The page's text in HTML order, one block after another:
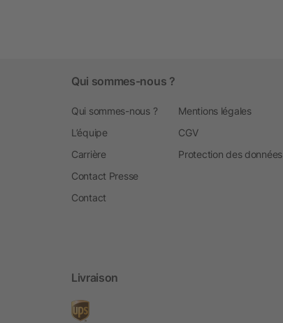
Qui sommes-nous ?
Qui sommes-nous ?
L’équipe
Carrière
Contact Presse
Contact
Mentions légales
CGV
Protection des données
Livraison